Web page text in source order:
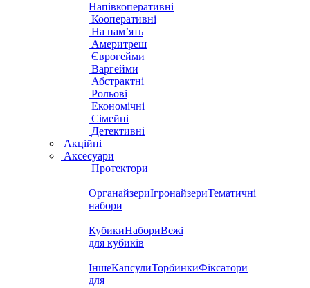
Напівкоперативні
Кооперативні
На пам’ять
Америтреш
Єврогейми
Варгейми
Абстрактні
Рольові
Економічні
Сімейні
Детективні
Акційні
Аксесуари
Протектори
ОрганайзериІгронайзериТематичні
набори
КубикиНабориВежі
для кубиків
ІншеКапсулиТорбинкиФіксатори
для